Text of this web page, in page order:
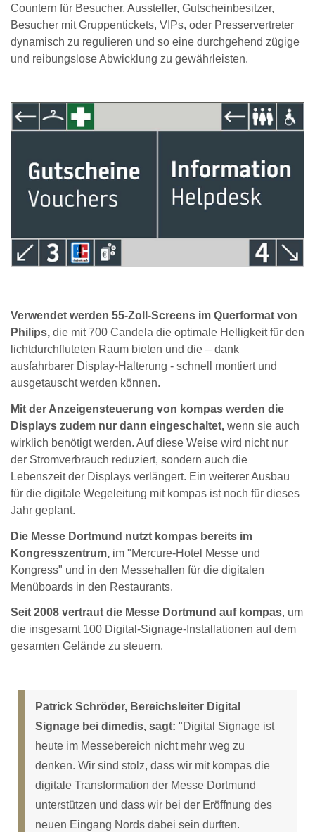
Countern für Besucher, Aussteller, Gutscheinbesitzer,
Besucher mit Gruppentickets, VIPs, oder Presservertreter
dynamisch zu regulieren und so eine durchgehend zügige
und reibungslose Abwicklung zu gewährleisten.
Verwendet werden 55-Zoll-Screens im Querformat von
Philips, die mit 700 Candela die optimale Helligkeit für den
lichtdurchfluteten Raum bieten und die – dank
ausfahrbarer Display-Halterung - schnell montiert und
ausgetauscht werden können.
Mit der Anzeigensteuerung von kompas werden die
Displays zudem nur dann eingeschaltet, wenn sie auch
wirklich benötigt werden. Auf diese Weise wird nicht nur
der Stromverbrauch reduziert, sondern auch die
Lebenszeit der Displays verlängert. Ein weiterer Ausbau
für die digitale Wegeleitung mit kompas ist noch für dieses
Jahr geplant.
Die Messe Dortmund nutzt kompas bereits im
Kongresszentrum, im "Mercure-Hotel Messe und
Kongress" und in den Messehallen für die digitalen
Menüboards in den Restaurants.
Seit 2008 vertraut die Messe Dortmund auf kompas, um
die insgesamt 100 Digital-Signage-Installationen auf dem
gesamten Gelände zu steuern.
Patrick Schröder, Bereichsleiter Digital
Signage bei dimedis, sagt: "Digital Signage ist
heute im Messebereich nicht mehr weg zu
denken. Wir sind stolz, dass wir mit kompas die
digitale Transformation der Messe Dortmund
unterstützen und dass wir bei der Eröffnung des
neuen Eingang Nords dabei sein durften.